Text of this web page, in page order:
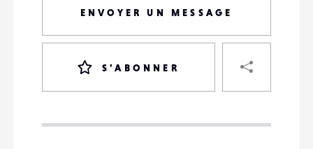
ENVOYER UN MESSAGE
S'ABONNER